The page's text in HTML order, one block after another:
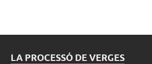
LA PROCESSÓ DE VERGES